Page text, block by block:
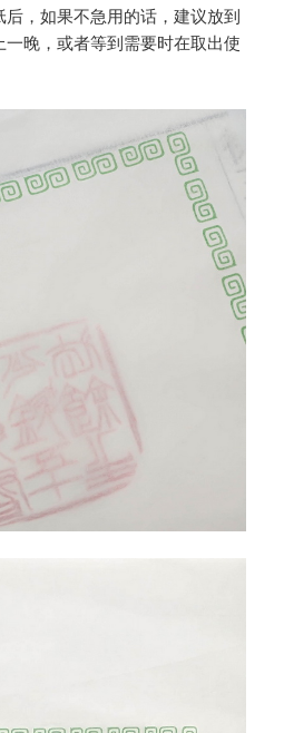
，如果不急用的话，建议放到
晚，或者等到需要时在取出使